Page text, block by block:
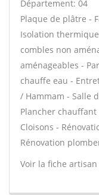
Département: 04
Plaque de plâtre -
Isolation
combles non
aménageables -
chauffe eau -
/ Hammam - Salle
Plancher
Cloisons -
Rénovation
Voir la fiche artisan